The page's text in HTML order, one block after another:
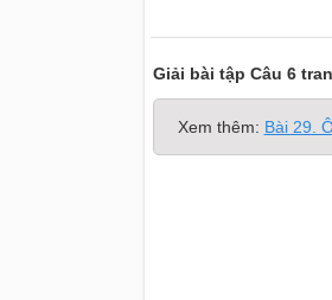
Giải bài tập Câu 6
Xem thêm: Bài 29.